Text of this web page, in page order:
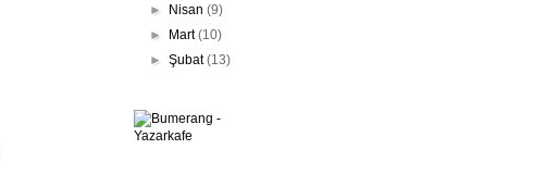
► Nisan(9)
► Mart(10)
►Şubat(13)